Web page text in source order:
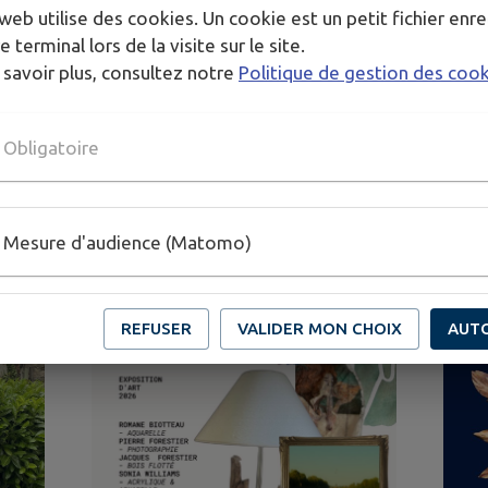
Signaler Sondages VIE CITOYENNE
DE MON
utilise des cookies. Un cookie est un petit fichier
terminal lors de la visite sur le site.
savoir plus, consultez notre Politique de gestion des
Obligatoire
Mesure d'audience (Matomo)
REFUSER VALIDER MON CHOIX